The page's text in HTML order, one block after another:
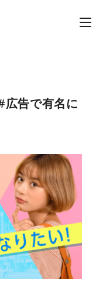
広告で有名に